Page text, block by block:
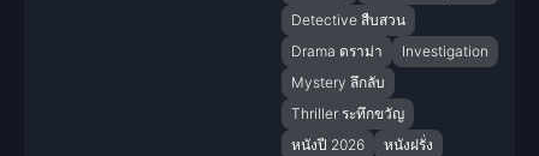
Detective สืบสวน
Drama ดราม่า
Investigation
Mystery ลึกลับ
Thriller ระทึกขวัญ
หนังปี 2026
หนังฝรั่ง